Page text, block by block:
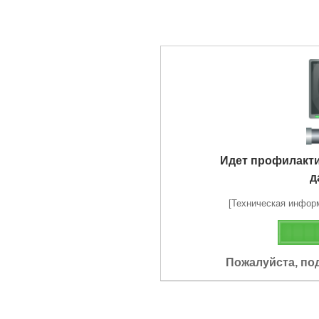
Идет
[Техническая
Пожалуйста,